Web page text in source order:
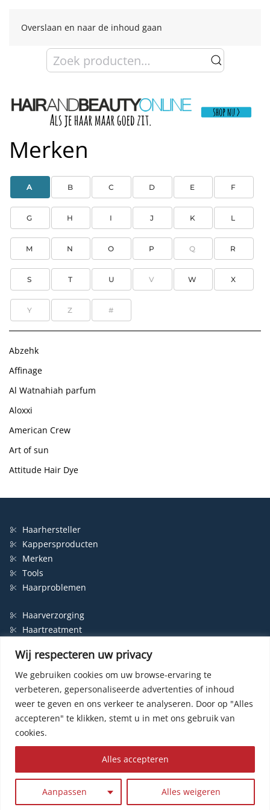
Wij respecteren uw privacy
We gebruiken cookies om uw browse-ervaring te
verbeteren, gepersonaliseerde advertenties of inhoud
weer te geven en ons verkeer te analyseren. Door op "Alles
accepteren" te klikken, stemt u in met ons gebruik van
cookies.
Aanpassen Alles weigeren
Alles accepteren
Overslaan en naar de inhoud gaan
Zoeken
naar:
Merken
A B C D E F
G H I J K L
M N O P Q R
S T U V W X
Y Z #
Abzehk
Affinage
Al Watnahiah parfum
Aloxxi
American Crew
Art of sun
Attitude Hair Dye
Haarhersteller
Kappersproducten
Merken
Tools
Haarproblemen
Haarverzorging
Haartreatment
Styling
Shampoo
Haarverf
Permanente haarverf
Semi-permanente haarverf
Haarverf zonder ammonia